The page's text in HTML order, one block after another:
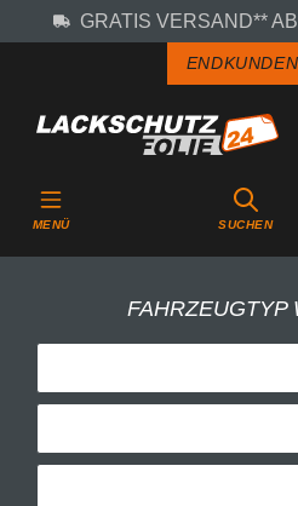
Zum Hauptinhalt springen
GRATIS VERSAND**
MENÜ SUCHEN
FAHRZEUGTYP